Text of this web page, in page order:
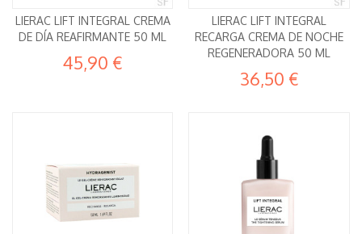
LIERAC LIFT INTEGRAL CREMA
DE DÍA REAFIRMANTE 50 ML
45,90 €
LIERAC LIFT INTEGRAL
RECARGA CREMA DE NOCHE
REGENERADORA 50 ML
36,50 €